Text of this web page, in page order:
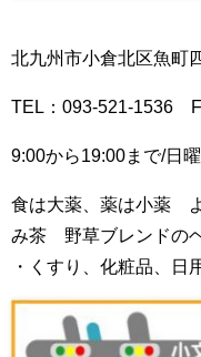
北九州市小倉北区魚町
TEL：093-521-1536
9:00から19:00まで/日曜
食は大薬、薬は小薬
み茶 野草ブレンドの
・くすり、化粧品、日